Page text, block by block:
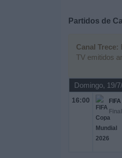
Partidos de
Canal Trece:
TV emitidos
Domingo, 19/
16:00
Final